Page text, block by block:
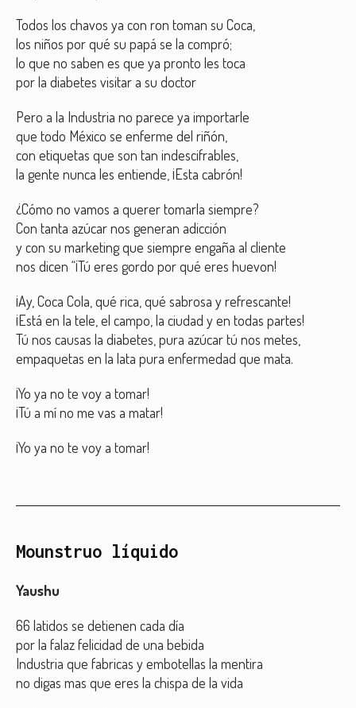
Todos los chavos ya con ron toman su Coca,
los niños por qué su papá se la compró;
lo que no saben es que ya pronto les toca
por la diabetes visitar a su doctor
Pero a la Industria no parece ya importarle
que todo México se enferme del riñón,
con etiquetas que son tan indescifrables,
la gente nunca les entiende, ¡Esta cabrón!
¿Cómo no vamos a querer tomarla siempre?
Con tanta azúcar nos generan adicción
y con su marketing que siempre engaña al cliente
nos dicen “¡Tú eres gordo por qué eres huevon!
¡Ay, Coca Cola, qué rica, qué sabrosa y refrescante!
¡Está en la tele, el campo, la ciudad y en todas partes!
Tú nos causas la diabetes, pura azúcar tú nos metes,
empaquetas en la lata pura enfermedad que mata.
¡Yo ya no te voy a tomar!
¡Tú a mí no me vas a matar!
¡Yo ya no te voy a tomar!
Mounstruo líquido
Yaushu
66 latidos se detienen cada día
por la falaz felicidad de una bebida
Industria que fabricas y embotellas la mentira
no digas mas que eres la chispa de la vida